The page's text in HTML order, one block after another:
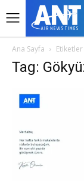
Ana Sayfa Etiketler
Tag: